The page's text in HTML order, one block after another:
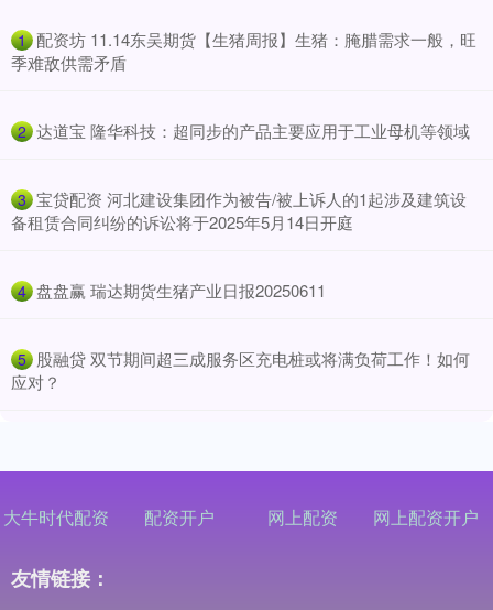
1 ​配资坊 11.14东吴期货【生猪周报】生猪：腌腊需求一般，旺
季难敌供需矛盾
2 ​达道宝 隆华科技：超同步的产品主要应用于工业母机等领域
3 ​宝贷配资 河北建设集团作为被告/被上诉人的1起涉及建筑设
备租赁合同纠纷的诉讼将于2025年5月14日开庭
4 ​盘盘赢 瑞达期货生猪产业日报20250611
5 ​股融贷 双节期间超三成服务区充电桩或将满负荷工作！如何
应对？
大牛时代配资 配资开户 网上配资 网上配资开户
友情链接：